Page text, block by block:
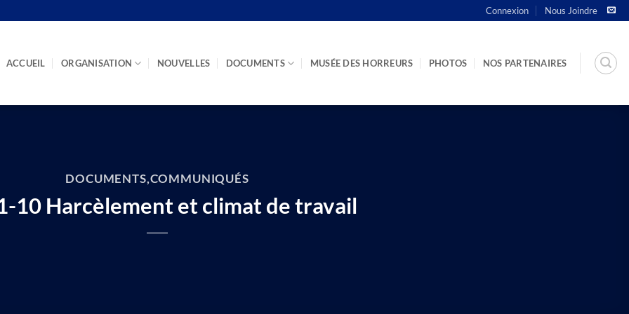
Connexion Nous Joindre
ACCUEIL ORGANISATION NOUVELLES DOCUMENTS MUSÉE DES HORREURS PHOTOS NOS PARTENAIRES
DOCUMENTS,COMMUNIQUÉS
10 Harcèlement et climat de travail